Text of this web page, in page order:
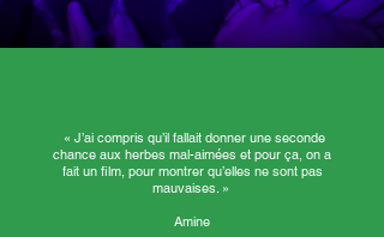
« J’ai compris qu’il fallait donner une seconde
chance aux herbes mal-aimées et pour ça, on a
fait un film, pour montrer qu’elles ne sont pas
mauvaises. »
Amine